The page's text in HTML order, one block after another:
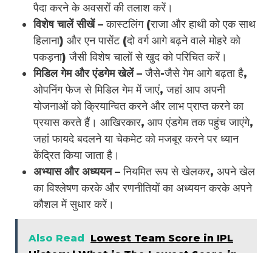
पैदा करने के अवसरों की तलाश करें।
विशेष चालें सीखें –कास्टलिंग (राजा और हाथी को एक साथ
हिलाना) और एन पासेंट (दो वर्ग आगे बढ़ने वाले मोहरे को
पकड़ना) जैसी विशेष चालों से खुद को परिचित करें।
मिडिल गेम और एंडगेम खेलें –जैसे-जैसे गेम आगे बढ़ता है,
ओपनिंग फेज से मिडिल गेम में जाएं, जहां आप अपनी
योजनाओं को क्रियान्वित करने और लाभ प्राप्त करने का
प्रयास करते हैं। आखिरकार, आप एंडगेम तक पहुंच जाएंगे,
जहां फायदे बदलने या चेकमेट को मजबूर करने पर ध्यान
केंद्रित किया जाता है।
अभ्यास और अध्ययन –नियमित रूप से खेलकर, अपने खेल
का विश्लेषण करके और रणनीतियों का अध्ययन करके अपने
कौशल में सुधार करें।
Also Read
Lowest Team Score in IPL